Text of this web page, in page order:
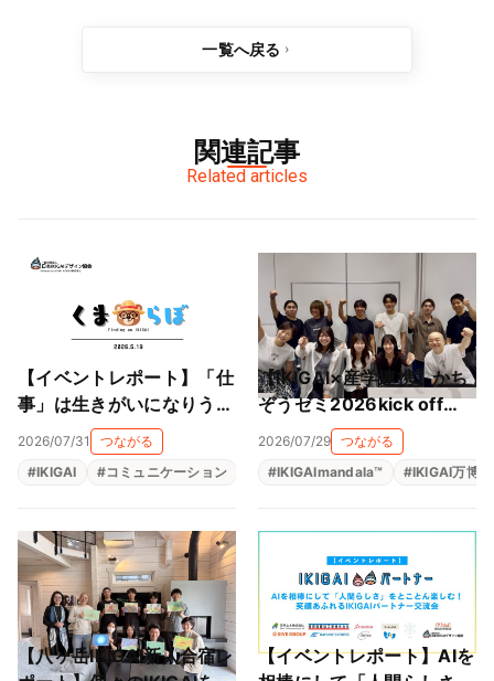
一覧へ戻る
関連記事
Related articles
【イベントレポート】「仕
事」は生きがいになりうる
のか──くまらぼ IKIGAI研
究会・5月の夜の対話
2026/07/31
つながる
#IKIGAI #コミュニケーション 共創コミュニティ 生きがい
【IKIGAI×産学連携】かち
ぞうゼミ2026kick off
は、近畿大学 横山ゼミと
マッチングで事業がスター
ト！！
2026/07/29 つながる
#IKIGAImandala™ #IKIGAI万博
【八ヶ岳IKIGAI新人合宿レ
【イベントレポート】AIを